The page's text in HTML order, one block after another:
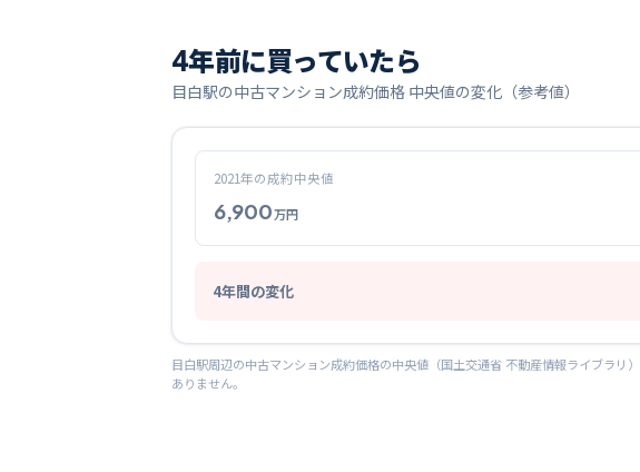
4年前に買っていたら
目白駅の中古マンション成約価格 中央値の変化（参考値）
2021年の成約中央値
6,900万円
4年間の変化
目白駅周辺の中古マンション成約価格の中央値（国土交通省 不動産情報ライブラ
ありません。